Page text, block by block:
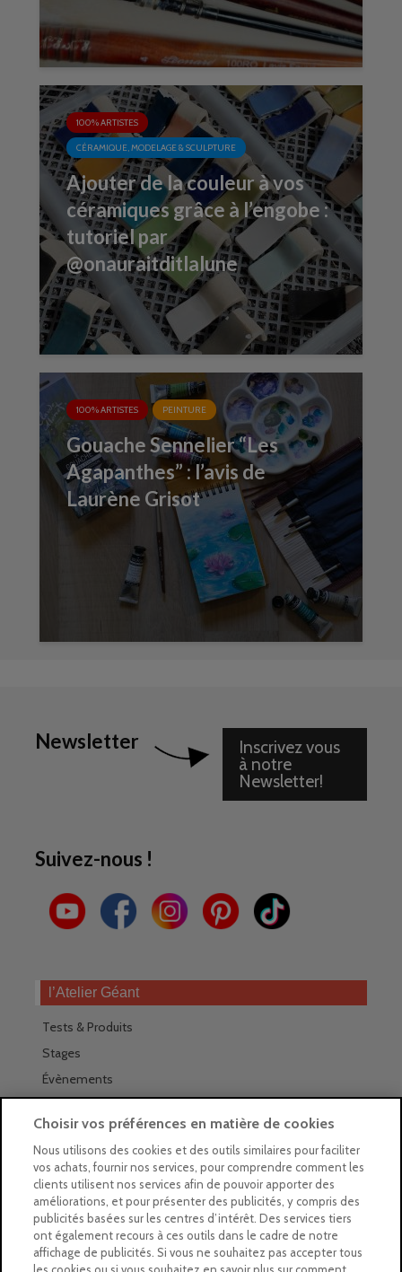
100% ARTISTES
CÉRAMIQUE, MODELAGE & SCULPTURE
Ajouter de la couleur à vos
céramiques grâce à l’engobe :
tutoriel par
@onauraitditlalune
100% ARTISTES PEINTURE
Gouache Sennelier “Les
Agapanthes” : l’avis de
Laurène Grisot
Newsletter
Inscrivez vous
à notre
Newsletter!
Suivez-nous !
l’Atelier Géant
Tests & Produits
Stages
Évènements
Trouver nos magasins
La newsletter des magasins
Feuilleter le Guide
Gratuit : intégrer le Guide
Choisir vos préférences en matière de cookies
Nous utilisons des cookies et des outils similaires pour faciliter
vos achats, fournir nos services, pour comprendre comment les
clients utilisent nos services afin de pouvoir apporter des
améliorations, et pour présenter des publicités, y compris des
publicités basées sur les centres d’intérêt. Des services tiers
ont également recours à ces outils dans le cadre de notre
affichage de publicités. Si vous ne souhaitez pas accepter tous